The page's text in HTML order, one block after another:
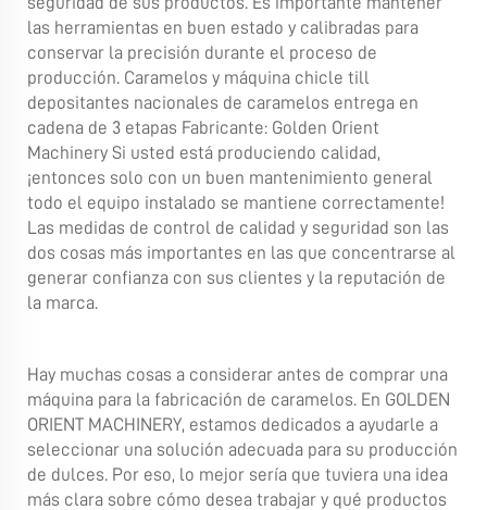
las herramientas en buen estado y calibradas para
conservar la precisión durante el proceso de
producción. Caramelos y máquina chicle till
depositantes nacionales de caramelos entrega en
cadena de 3 etapas Fabricante: Golden Orient
Machinery Si usted está produciendo calidad,
¡entonces solo con un buen mantenimiento general
todo el equipo instalado se mantiene correctamente!
Las medidas de control de calidad y seguridad son las
dos cosas más importantes en las que concentrarse al
generar confianza con sus clientes y la reputación de
la marca.
Hay muchas cosas a considerar antes de comprar una
máquina para la fabricación de caramelos. En GOLDEN
ORIENT MACHINERY, estamos dedicados a ayudarle a
seleccionar una solución adecuada para su producción
de dulces. Por eso, lo mejor sería que tuviera una idea
más clara sobre cómo desea trabajar y qué productos